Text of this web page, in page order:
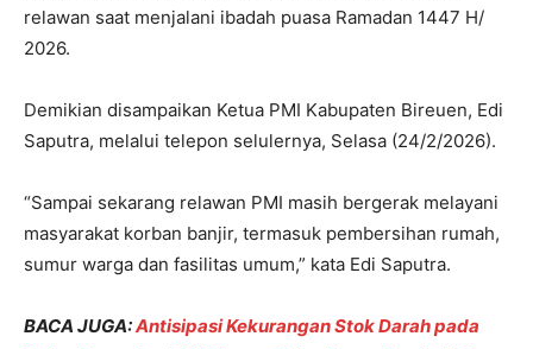
relawan saat menjalani ibadah puasa Ramadan 1447 H/
2026.
Demikian disampaikan Ketua PMI Kabupaten Bireuen, Edi
Saputra, melalui telepon selulernya, Selasa (24/2/2026).
“Sampai sekarang relawan PMI masih bergerak melayani
masyarakat korban banjir, termasuk pembersihan rumah,
sumur warga dan fasilitas umum,” kata Edi Saputra.
BACA JUGA:Antisipasi Kekurangan Stok Darah pada